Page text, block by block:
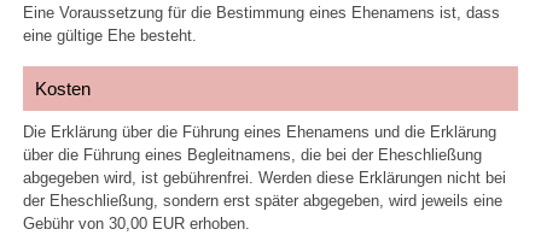
Eine Voraussetzung für die Bestimmung eines Ehenamens ist, dass
eine gültige Ehe besteht.
Kosten
Die Erklärung über die Führung eines Ehenamens und die Erklärung
über die Führung eines Begleitnamens, die bei der Eheschließung
abgegeben wird, ist gebührenfrei. Werden diese Erklärungen nicht bei
der Eheschließung, sondern erst später abgegeben, wird jeweils eine
Gebühr von 30,00 EUR erhoben.